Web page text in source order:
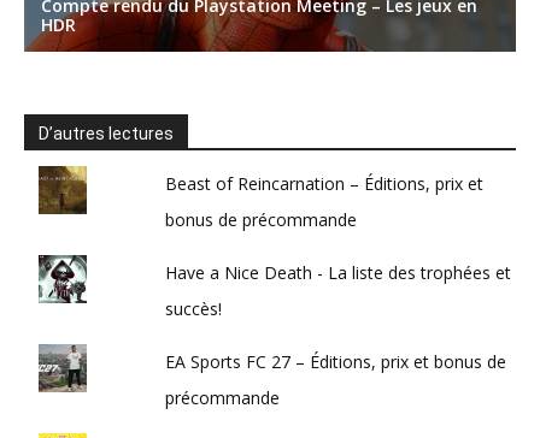
D’autres lectures
Beast of Reincarnation – Éditions, prix et
bonus de précommande
Have a Nice Death - La liste des trophées et
succès!
EA Sports FC 27 – Éditions, prix et bonus de
précommande